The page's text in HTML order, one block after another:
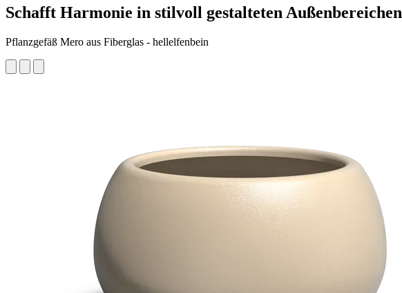
Schafft Harmonie in stilvoll gestalteten Außenbereichen
Pflanzgefäß Mero aus Fiberglas - hellelfenbein